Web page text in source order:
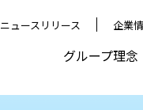
ニュースリリース 企業
グループ理念